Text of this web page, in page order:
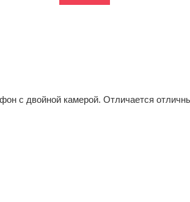
с двойной камерой. Отличается